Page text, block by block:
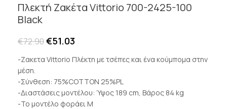
Πλεκτή Ζακέτα Vittorio 700-2425-100
Black
€72.90€51.03
-Ζακετα Vittorio Πλέκτη με τσέπες και ένα κούμπομα στην
μέση.
-Σύνθεση: 75%COTTON 25%PL
-Διαστάσεις μοντέλου: Ύψος 189 cm, Βάρος 84 kg
-Το μοντέλο φοράει Μ